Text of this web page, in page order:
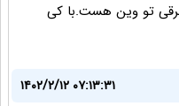
تو وین هست.با کی
۱۴۰۲/۲/۱۲ ۰۷:۱۳:۳۱